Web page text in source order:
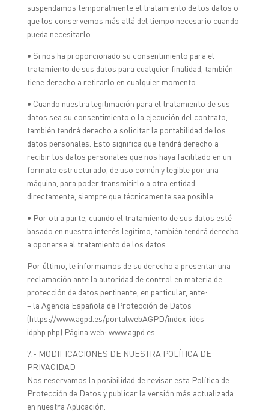
suspendamos temporalmente el tratamiento de los datos o
que los conservemos más allá del tiempo necesario cuando
pueda necesitarlo.
• Si nos ha proporcionado su consentimiento para el
tratamiento de sus datos para cualquier finalidad, también
tiene derecho a retirarlo en cualquier momento.
• Cuando nuestra legitimación para el tratamiento de sus
datos sea su consentimiento o la ejecución del contrato,
también tendrá derecho a solicitar la portabilidad de los
datos personales. Esto significa que tendrá derecho a
recibir los datos personales que nos haya facilitado en un
formato estructurado, de uso común y legible por una
máquina, para poder transmitirlo a otra entidad
directamente, siempre que técnicamente sea posible.
• Por otra parte, cuando el tratamiento de sus datos esté
basado en nuestro interés legítimo, también tendrá derecho
a oponerse al tratamiento de los datos.
Por último, le informamos de su derecho a presentar una
reclamación ante la autoridad de control en materia de
protección de datos pertinente, en particular, ante:
– la Agencia Española de Protección de Datos
(https://www.agpd.es/portalwebAGPD/index-ides-
idphp.php) Página web: www.agpd.es.
7.- MODIFICACIONES DE NUESTRA POLÍTICA DE
PRIVACIDAD
Nos reservamos la posibilidad de revisar esta Política de
Protección de Datos y publicar la versión más actualizada
en nuestra Aplicación.